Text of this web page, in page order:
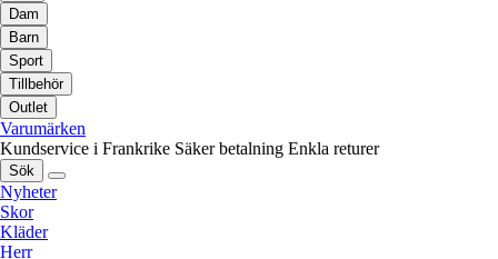
Dam
Barn
Sport
Tillbehör
Outlet
Varumärken
Kundservice i Frankrike Säker betalning Enkla returer
Sök
Nyheter
Skor
Kläder
Herr